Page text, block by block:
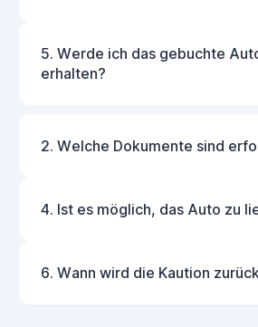
5. Werde ich das gebuchte
erhalten?
2. Welche Dokumente sind
4. Ist es möglich, das Auto zu
6. Wann wird die Kaution